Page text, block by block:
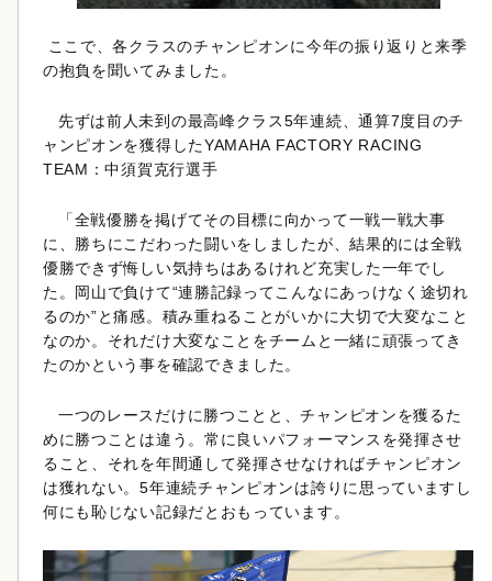
ここで、各クラスのチャンピオンに今年の振り返りと来季
の抱負を聞いてみました。
先ずは前人未到の最高峰クラス5年連続、通算7度目のチ
ャンピオンを獲得したYAMAHA FACTORY RACING
TEAM：中須賀克行選手
「全戦優勝を掲げてその目標に向かって一戦一戦大事
に、勝ちにこだわった闘いをしましたが、結果的には全戦
優勝できず悔しい気持ちはあるけれど充実した一年でし
た。岡山で負けて“連勝記録ってこんなにあっけなく途切れ
るのか”と痛感。積み重ねることがいかに大切で大変なこと
なのか。それだけ大変なことをチームと一緒に頑張ってき
たのかという事を確認できました。
一つのレースだけに勝つことと、チャンピオンを獲るた
めに勝つことは違う。常に良いパフォーマンスを発揮させ
ること、それを年間通して発揮させなければチャンピオン
は獲れない。5年連続チャンピオンは誇りに思っていますし
何にも恥じない記録だとおもっています。